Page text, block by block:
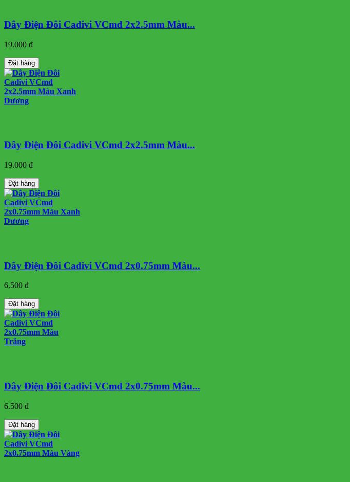
Dây Điện Đôi Cadivi VCmd 2x2.5mm Màu...
19.000 đ
Đặt hàng
Dây Điện Đôi Cadivi VCmd 2x2.5mm Màu...
19.000 đ
Đặt hàng
Dây Điện Đôi Cadivi VCmd 2x0.75mm Màu...
6.500 đ
Đặt hàng
Dây Điện Đôi Cadivi VCmd 2x0.75mm Màu...
6.500 đ
Đặt hàng